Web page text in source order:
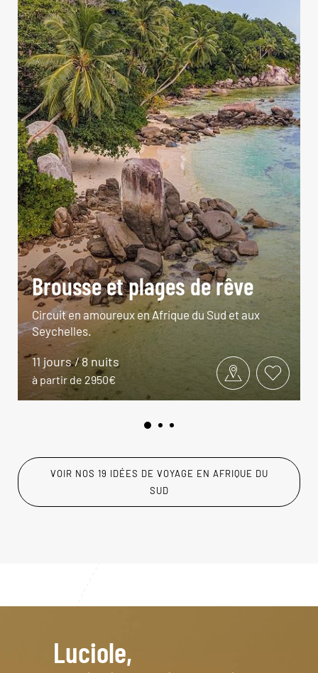
Brousse et plages de rêve
Circuit en amoureux en Afrique du Sud et aux
Seychelles.
11 jours / 8 nuits
à partir de 2950€
VOIR NOS 19 IDÉES DE VOYAGE EN AFRIQUE DU
SUD
Luciole,